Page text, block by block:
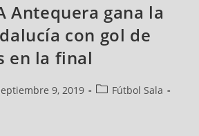
Antequera gana la
con gol de
en la final
9, 2019
Fútbol Sala